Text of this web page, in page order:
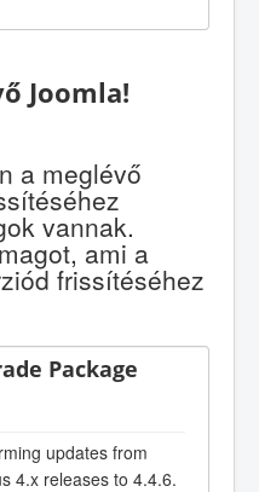
Joomla!
a meglévő
vannak.
ami a
frissítéséhez
Package
updates from
4.x releases to 4.4.6.